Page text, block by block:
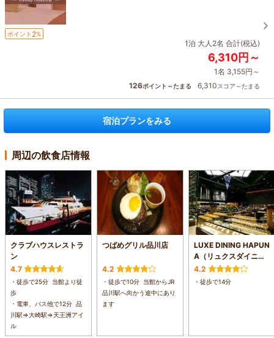
ポイント 2%
1泊 大人2名 合計(税込)
6,310円～
1名 3,155円～
126ポイント～たまる 6,310スコア～たまる
宿泊プランをみる
周辺の飲食店情報
クラブハウスレストラ
ン
4.7
・徒歩で25分 当館より徒
歩
・電車、バス他で12分 品
川駅⇒大崎駅⇒天王洲アイ
ル
つばめグリル品川店
4.2
・徒歩で10分 当館からJR
品川駅へ向かう途中にあり
ます
LUXE DINING HAPUN
A（リュクスダイニン
グ ハプナ）
4.2
・徒歩で14分